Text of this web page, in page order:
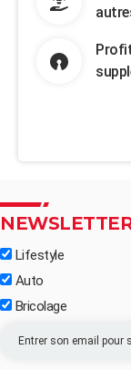
Lifestyle
Auto
Bricolage